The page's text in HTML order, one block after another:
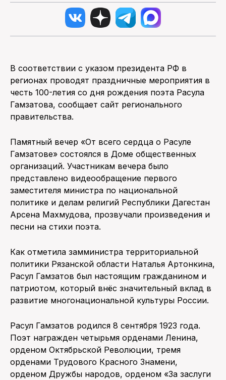
В соответствии с указом президента РФ в
регионах проводят праздничные мероприятия в
честь 100-летия со дня рождения поэта Расула
Гамзатова, сообщает сайт регионального
правительства.
Памятный вечер «От всего сердца о Расуле
Гамзатове» состоялся в Доме общественных
организаций. Участникам вечера было
представлено видеообращение первого
заместителя министра по национальной
политике и делам религий Республики Дагестан
Арсена Махмудова, прозвучали произведения и
песни на стихи поэта.
Как отметила замминистра территориальной
политики Рязанской области Наталья Артонкина,
Расул Гамзатов был настоящим гражданином и
патриотом, который внёс значительный вклад в
развитие многонациональной культуры России.
Расул Гамзатов родился 8 сентября 1923 года.
Поэт награжден четырьмя орденами Ленина,
орденом Октябрьской Революции, тремя
орденами Трудового Красного Знамени,
орденом Дружбы народов, орденом «За заслуги